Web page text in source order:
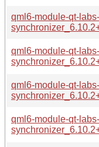
qml6-module-qt-labs-
qml6-module-qt-labs-
qml6-module-qt-labs-
qml6-module-qt-labs-